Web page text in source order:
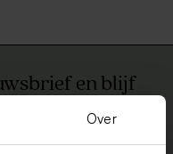
Over
en blijf